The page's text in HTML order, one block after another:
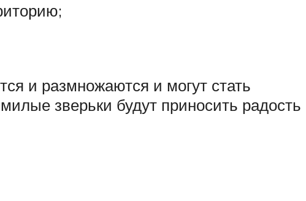
и размножаются и могут стать
зверьки будут приносить радость